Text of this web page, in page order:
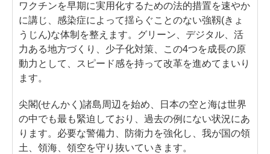
ワクチンを早期に実用化するための法的措置を速やか
に講じ、感染症によって揺らぐことのない強靱(きょ
うじん)な体制を整えます。グリーン、デジタル、活
力ある地方づくり、少子化対策、この4つを成長の原
動力として、スピード感を持って改革を進めてまいり
ます。
尖閣(せんかく)諸島周辺を始め、日本の空と海は世界
の中でも最も緊迫しており、過去の例にない状況にあ
ります。必要な警備力、防衛力を強化し、我が国の領
土、領海、領空を守り抜いていきます。